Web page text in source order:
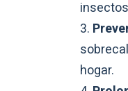
hogar.